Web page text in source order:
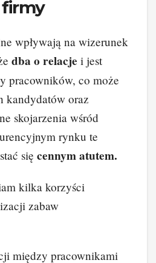
wpływają na wizerunek
dba o relacje i jest
pracowników, co może
kandydatów oraz
skojarzenia wśród
rynku te
się cennym atutem.
kilka korzyści
zabaw
między pracownikami